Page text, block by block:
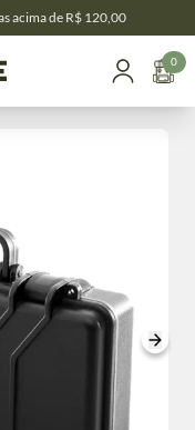
acima de R$ 120,00
0